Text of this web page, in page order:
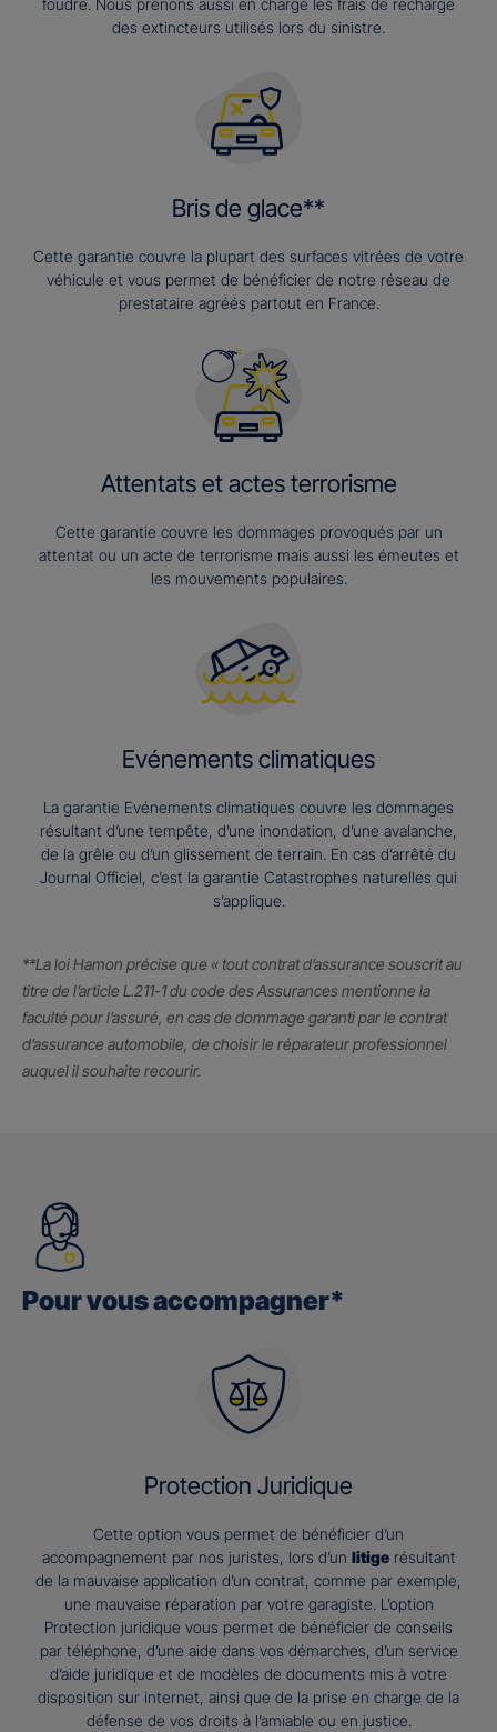
foudre. Nous prenons aussi en charge les frais de recharge
des extincteurs utilisés lors du sinistre.
Bris de glace**
Cette garantie couvre la plupart des surfaces vitrées de votre
véhicule et vous permet de bénéficier de notre réseau de
prestataire agréés partout en France.
Attentats et actes terrorisme
Cette garantie couvre les dommages provoqués par un
attentat ou un acte de terrorisme mais aussi les émeutes et
les mouvements populaires.
Evénements climatiques
La garantie Evénements climatiques couvre les dommages
résultant d’une tempête, d’une inondation, d’une avalanche,
de la grêle ou d’un glissement de terrain. En cas d’arrêté du
Journal Officiel, c’est la garantie Catastrophes naturelles qui
s’applique.
**La loi Hamon précise que « tout contrat d’assurance souscrit au
titre de l’article L.211-1 du code des Assurances mentionne la
faculté pour l’assuré, en cas de dommage garanti par le contrat
d’assurance automobile, de choisir le réparateur professionnel
auquel il souhaite recourir.
Pour vous accompagner*
Protection Juridique
Cette option vous permet de bénéficier d’un
accompagnement par nos juristes, lors d’un litigerésultant
de la mauvaise application d’un contrat, comme par exemple,
une mauvaise réparation par votre garagiste. L’option
Protection juridique vous permet de bénéficier de conseils
par téléphone, d’une aide dans vos démarches, d’un service
d’aide juridique et de modèles de documents mis à votre
disposition sur internet, ainsi que de la prise en charge de la
défense de vos droits à l’amiable ou en justice.